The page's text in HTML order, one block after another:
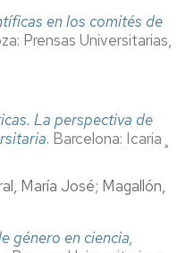
en los comités de
Prensas Universitarias,
La perspectiva de
. Barcelona: Icaria¸
María José; Magallón,
género en ciencia,